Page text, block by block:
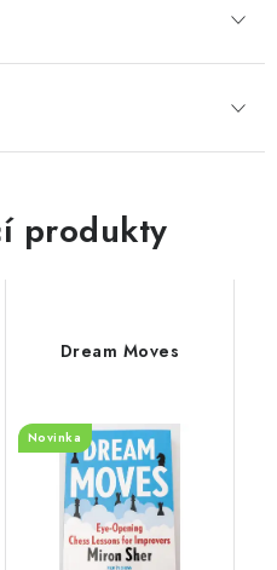
produkty
Dream Moves
Novinka